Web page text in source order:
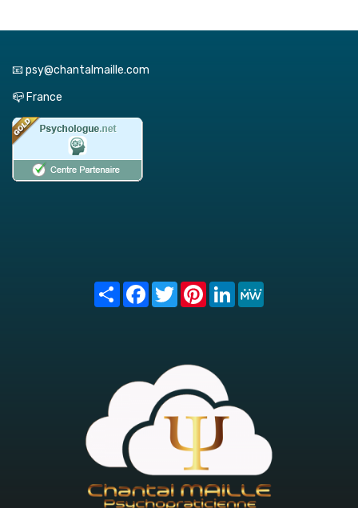
📧 psy@chantalmaille.com
📪 France
Share FacebookTwitterPinterest
LinkedIn